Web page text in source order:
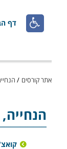
 דף
אתר קורסים /